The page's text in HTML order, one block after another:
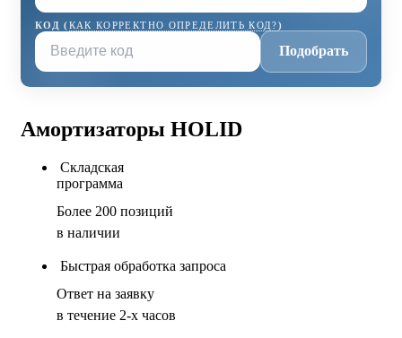
КОД (КАК КОРРЕКТНО ОПРЕДЕЛИТЬ КОД?)
Подобрать
Амортизаторы HOLID
Складская
программа
Более 200 позиций
в наличии
Быстрая обработка запроса
Ответ на заявку
в течение 2-х часов